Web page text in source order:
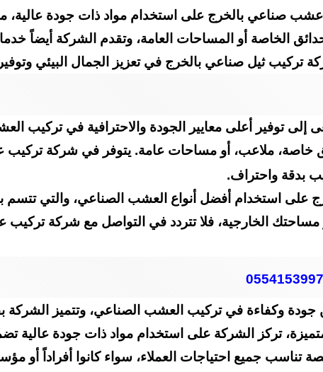
عشب صناعي بالخرج على استخدام مواد ذات جودة
الخاصة أو المساحات العامة، وتقدم الشركة أيضاً
تركيب ثيل صناعي بالخرج في تعزيز الجمال البيئي
توفير أعلى معايير الجودة والاحترافية في تركيب
خاصة، ملاعب، أو مساحات عامة. يتوفر في شركة
بدقة واحتراف.
استخدام أفضل أنواع العشب الصناعي، والتي تتسم
الخارجية، فلا تتردد في التواصل مع شركة
جودة وكفاءة في تركيب العشب الصناعي، وتتميز الشركة
تركز الشركة على استخدام مواد ذات جودة عالية
تناسب جميع احتياجات العملاء، سواء كانوا أفراداً أو